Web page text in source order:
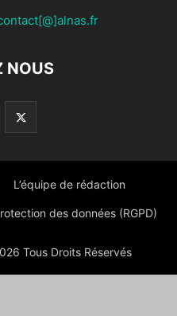
NOUS
L’équipe de rédaction
des données (RGPD)
Tous Droits Réservés